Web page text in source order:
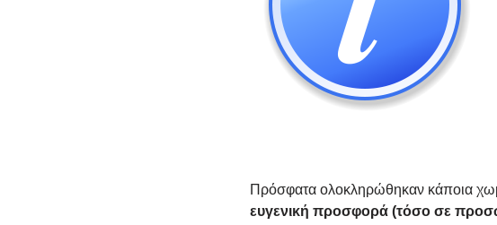
Πρόσφατα ολοκληρώθηκαν κάποια
ευγενική προσφορά (τόσο σε